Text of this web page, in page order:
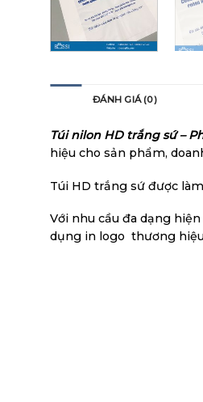
ĐÁNH GIÁ (0)
Túi nilon HD trắng sứ –
hiệu cho sản phẩm,
Túi HD trắng sứ được
Với nhu cầu đa dạng
dụng in logo thương